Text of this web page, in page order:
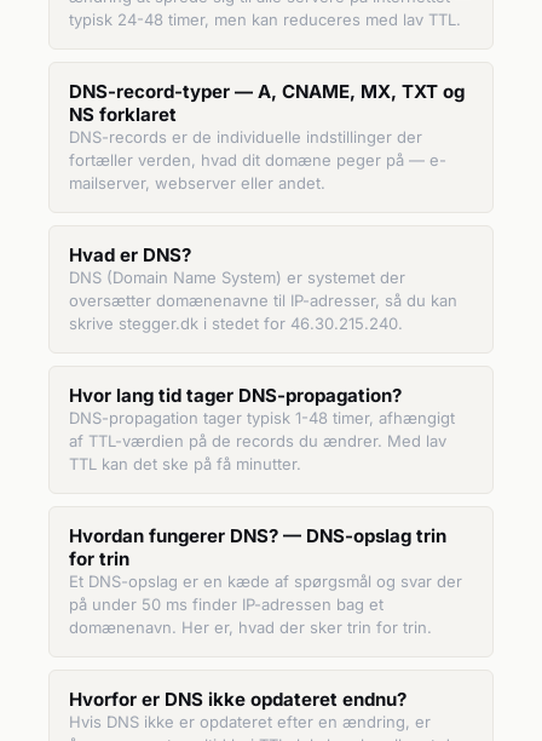
typisk 24-48 timer, men kan reduceres med lav TTL.
DNS-record-typer — A, CNAME, MX, TXT og
NS forklaret
DNS-records er de individuelle indstillinger der
fortæller verden, hvad dit domæne peger på — e-
mailserver, webserver eller andet.
Hvad er DNS?
DNS (Domain Name System) er systemet der
oversætter domænenavne til IP-adresser, så du kan
skrive stegger.dk i stedet for 46.30.215.240.
Hvor lang tid tager DNS-propagation?
DNS-propagation tager typisk 1-48 timer, afhængigt
af TTL-værdien på de records du ændrer. Med lav
TTL kan det ske på få minutter.
Hvordan fungerer DNS? — DNS-opslag trin
for trin
Et DNS-opslag er en kæde af spørgsmål og svar der
på under 50 ms finder IP-adressen bag et
domænenavn. Her er, hvad der sker trin for trin.
Hvorfor er DNS ikke opdateret endnu?
Hvis DNS ikke er opdateret efter en ændring, er